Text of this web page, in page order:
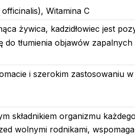
Witamina C
żywica, kadzidłowiec jest
do tłumienia objawów
i szerokim zastosowaniu w
składnikiem organizmu
wolnymi rodnikami,